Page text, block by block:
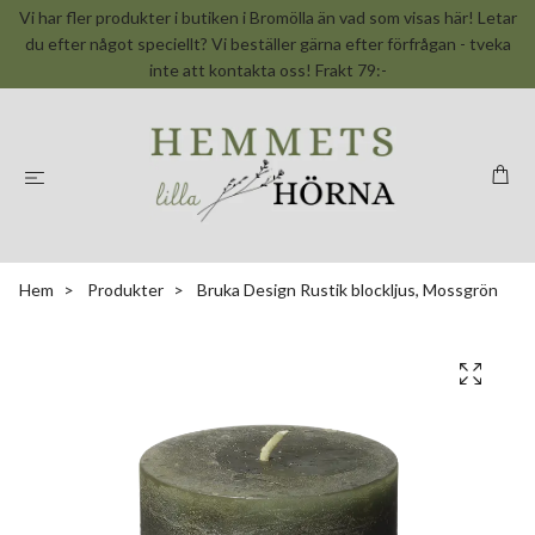
Vi har fler produkter i butiken i Bromölla än vad som visas här! Letar
du efter något speciellt? Vi beställer gärna efter förfrågan - tveka
inte att kontakta oss! Frakt 79:-
Hem Produkter Bruka Design Rustik blockljus, Mossgrön